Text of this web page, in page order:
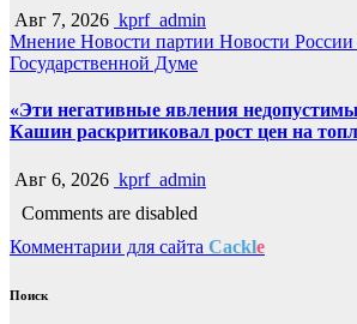
Авг 7, 2026 kprf_admin
Мнение Новости партии Новости России
Государственной Думе
«Эти негативные явления
Кашин раскритиковал рост цен на
Авг 6, 2026 kprf_admin
Comments are disabled
Комментарии для сайта Cackle
Поиск